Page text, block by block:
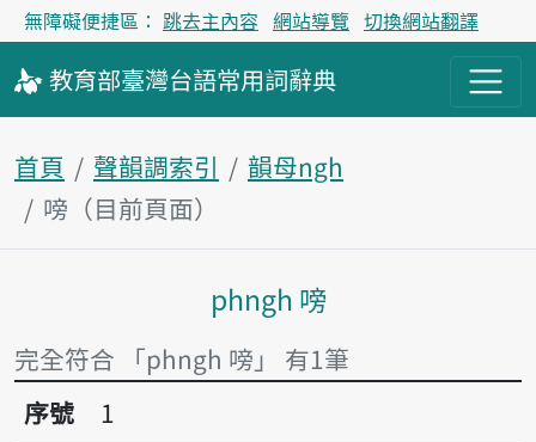
無障礙便捷區： 跳去主內容 網站導覽 切換網站翻譯
教育部臺灣台語常用詞辭典
首頁 聲韻調索引
韻母ngh
嗙（目前頁面）
主內容區塊
phngh 嗙
完全符合 「phngh 嗙」 有1筆
序號1嗙
序號
1